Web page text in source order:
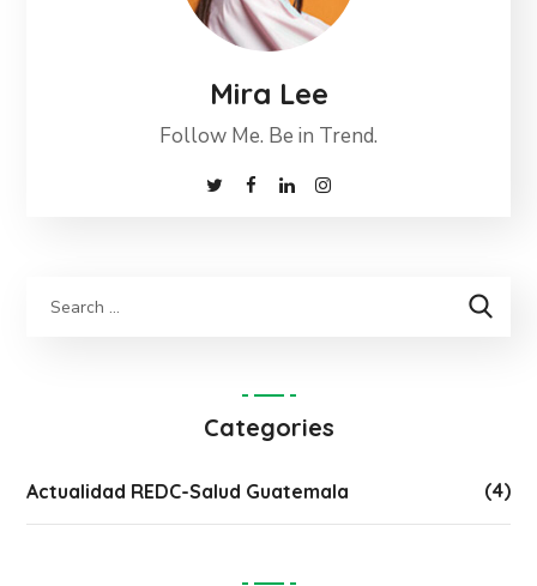
Mira Lee
Follow Me. Be in Trend.
Categories
Actualidad REDC-Salud Guatemala (4)